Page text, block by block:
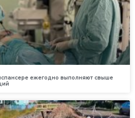
ежегодно выполняют свыше